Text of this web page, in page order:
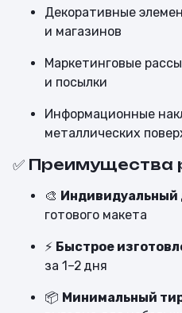
Декоративные
и магазинов
Маркетинговые
и посылки
Информационные
металлических
✅ Преимущества
🎨 Индивидуальный
готового макета
⚡️ Быстрое
за 1–2 дня
📦 Минимальный